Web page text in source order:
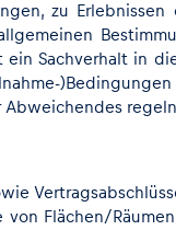
zu Erlebnissen
Sachverhalt in
Flächen/